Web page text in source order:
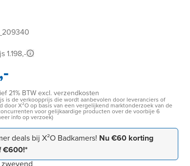
1.198,-
21% BTW excl. verzendkosten
is de verkoopprijs die wordt aanbevolen door leveranciers of
door X²O op basis van een vergelijkend marktonderzoek van de
voor gelijkaardige producten over de voorbije 6
info op verzoek)
deals bij X²O Badkamers! Nu €60 korting
€600!*